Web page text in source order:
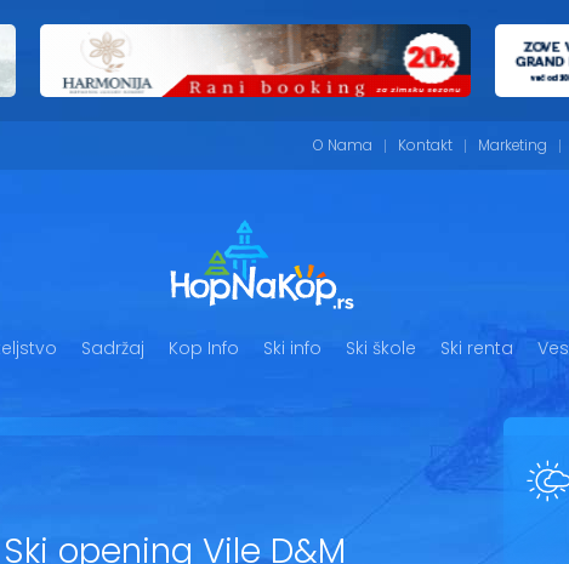
O Nama Kontakt Marketing
Sadržaj Kop Info Ski info Ski škole Ski renta
opening Vile D&M